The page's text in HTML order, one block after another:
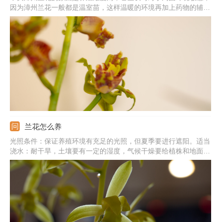
因为漳州兰花一般都是温室苗，这样温暖的环境再加上药物的辅助
生长，购买后植株无法适应自然环境就会死亡。在养殖漳州兰花
时，应选择透气、疏松且肥沃的土壤，它的根系脆弱，土壤中不能
有积水，以免烂根，养殖环境的通风性还要足够好。
兰花怎么养
光照条件：保证养殖环境有充足的光照，但夏季要进行遮阳。适当
浇水：耐干旱，土壤要有一定的湿度，气候干燥要给植株和地面喷
水。基质环境：栽培基质要有良好的透气性，表面可铺上水苔进行
保水。注意事项：北方地区过冬要注意防寒，可搬到室内，并调整
温度在5℃以上。